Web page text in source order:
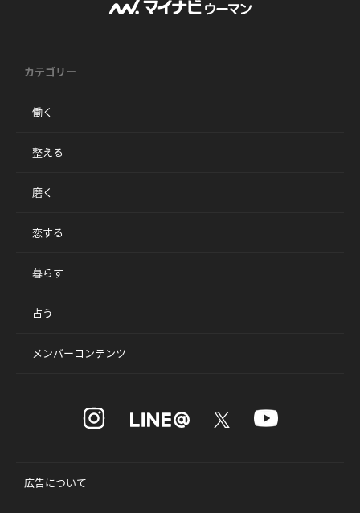
カテゴリー
働く
整える
磨く
恋する
暮らす
占う
メンバーコンテンツ
広告について